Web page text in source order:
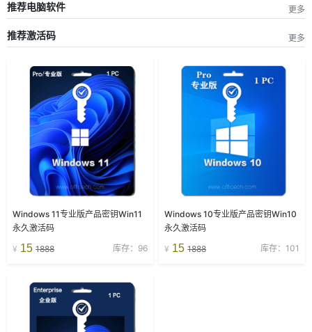
推荐电脑软件 更多
推荐激活码 更多
Windows 11专业版产品密钥Win11
永久激活码
¥ 15 1888 库存：96
Windows 10专业版产品密钥Win10
永久激活码
¥ 15 1888 库存：101